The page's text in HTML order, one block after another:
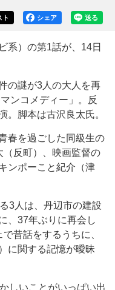
送る
シェア
ト
系）の第1話が、14日
の謎が3人の大人を再
ンコメディー」。反
。脚本は古沢良太氏。
春を過ごした同級生の
反町）、映画監督の
ンポーこと紀介（津
3人は、丹辺市の建設
、37年ぶりに再会し
昔話をするうちに、
に関する記憶が曖昧
しいことがいっぱい出